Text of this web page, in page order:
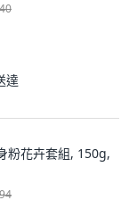
達
粉花卉套組, 150g,